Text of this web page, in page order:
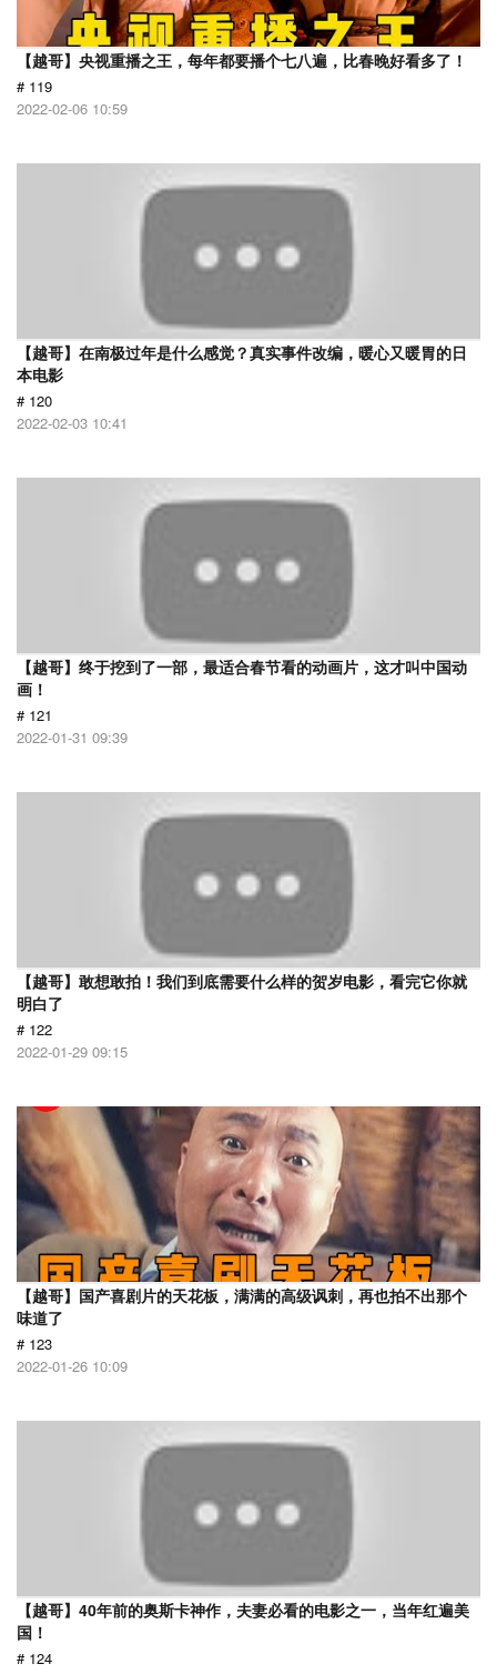
【越哥】央视重播之王，每年都要播个七八遍，比春晚好看多了！
# 119
2022-02-06 10:59
【越哥】在南极过年是什么感觉？真实事件改编，暖心又暖胃的日
本电影
# 120
2022-02-03 10:41
【越哥】终于挖到了一部，最适合春节看的动画片，这才叫中国动
画！
# 121
2022-01-31 09:39
【越哥】敢想敢拍！我们到底需要什么样的贺岁电影，看完它你就
明白了
# 122
2022-01-29 09:15
【越哥】国产喜剧片的天花板，满满的高级讽刺，再也拍不出那个
味道了
# 123
2022-01-26 10:09
【越哥】40年前的奥斯卡神作，夫妻必看的电影之一，当年红遍美
国！
# 124